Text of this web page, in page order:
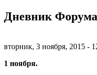
Дневник Форума
вторник, 3 ноября, 2015 -
1 ноября.